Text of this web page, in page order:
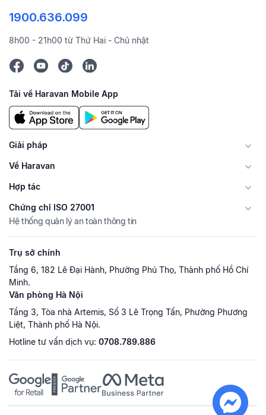
1900.636.099
8h00 - 21h00 từ Thứ Hai - Chủ nhật
Tải về Haravan Mobile App
Giải pháp
Về Haravan
Hợp tác
Chứng chỉ ISO 27001
Hệ thống quản lý an toàn thông tin
Trụ sở chính
Tầng 6, 182 Lê Đại Hành, Phường Phú Thọ, Thành phố Hồ Chí
Minh.
Văn phòng Hà Nội
Tầng 3, Tòa nhà Artemis, Số 3 Lê Trọng Tấn, Phường Phương
Liệt, Thành phố Hà Nội.
Hotline tư vấn dịch vụ: 0708.789.886